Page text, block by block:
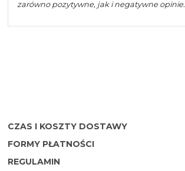
zarówno pozytywne, jak i negatywne opinie.
CZAS I KOSZTY DOSTAWY
FORMY PŁATNOŚCI
REGULAMIN